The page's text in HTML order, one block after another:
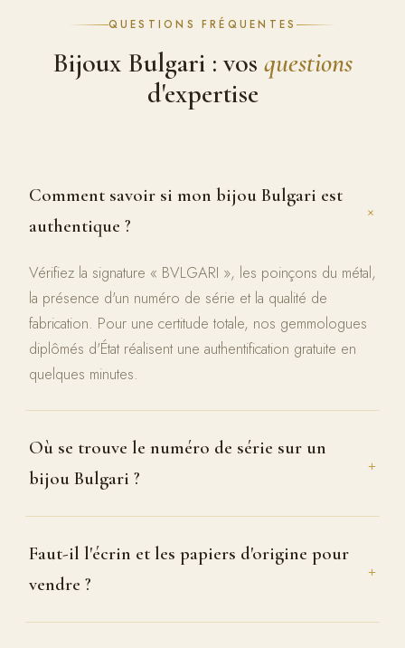
QUESTIONS FRÉQUENTES
Bijoux Bulgari : vos questions
d'expertise
Comment savoir si mon bijou Bulgari est
authentique ?
+
Vérifiez la signature « BVLGARI », les poinçons du métal,
la présence d'un numéro de série et la qualité de
fabrication. Pour une certitude totale, nos gemmologues
diplômés d'État réalisent une authentification gratuite en
quelques minutes.
Où se trouve le numéro de série sur un
bijou Bulgari ?
+
Faut-il l'écrin et les papiers d'origine pour
vendre ?
+